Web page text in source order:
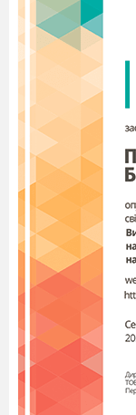
Для
та класних
закладів 1-2